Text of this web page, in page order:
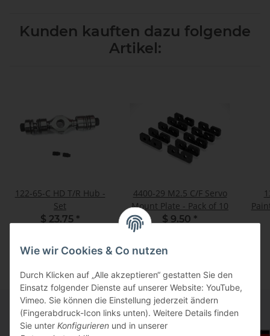
Kunden kauften dazu folgende
Artikel:
122-65-C HD T/R Hub -
Set
$ 23.75 *
4400-29 M2.5 C/F Servo
Mount Plate - Pack of 10
$ 9.50 *
Wie wir Cookies & Co nutzen
Durch Klicken auf „Alle akzeptieren“ gestatten Sie den
Einsatz folgender Dienste auf unserer Website: YouTube,
Vimeo. Sie können die Einstellung jederzeit ändern
(Fingerabdruck-Icon links unten). Weitere Details finden
Sie unter Konfigurieren und in unserer